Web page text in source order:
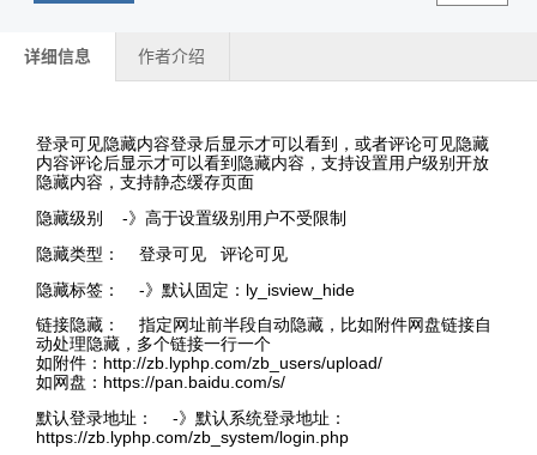
详细信息 作者介绍
登录可见隐藏内容登录后显示才可以看到，或者评论可见隐藏
内容评论后显示才可以看到隐藏内容，支持设置用户级别开放
隐藏内容，支持静态缓存页面
隐藏级别 -》高于设置级别用户不受限制
隐藏类型： 登录可见 评论可见
隐藏标签： -》默认固定：ly_isview_hide
链接隐藏： 指定网址前半段自动隐藏，比如附件网盘链接自
动处理隐藏，多个链接一行一个
如附件：http://zb.lyphp.com/zb_users/upload/
如网盘：https://pan.baidu.com/s/
默认登录地址： -》默认系统登录地址：
https://zb.lyphp.com/zb_system/login.php